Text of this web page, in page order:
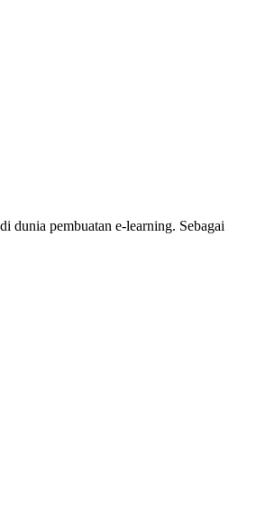
dunia pembuatan e-learning. Sebagai